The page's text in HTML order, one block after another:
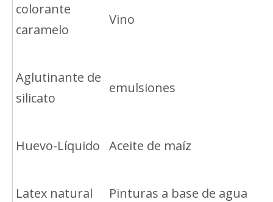
colorante
caramelo
Vino
Aglutinante de
silicato
emulsiones
Huevo-Líquido Aceite de maíz
Latex natural Pinturas a base de agua